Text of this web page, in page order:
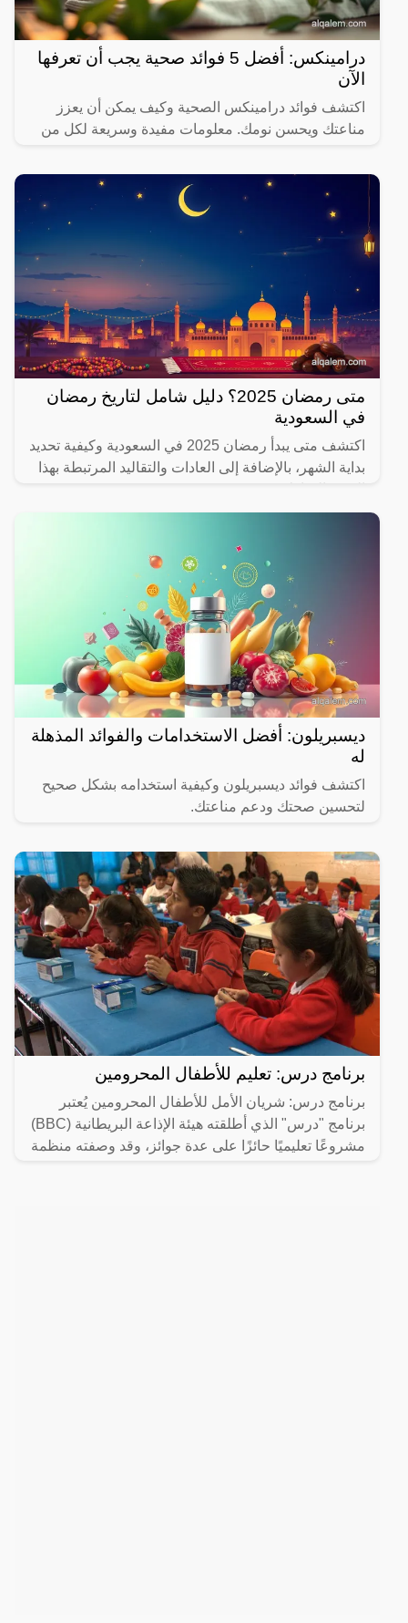
درامينكس: أفضل 5 فوائد صحية يجب أن تعرفها
الآن
اكتشف فوائد درامينكس الصحية وكيف يمكن أن يعزز
مناعتك ويحسن نومك. معلومات مفيدة وسريعة لكل من
متى رمضان 2025؟ دليل شامل لتاريخ رمضان
في السعودية
اكتشف متى يبدأ رمضان 2025 في السعودية وكيفية تحديد
بداية الشهر، بالإضافة إلى العادات والتقاليد المرتبطة بهذا
ديسبريلون: أفضل الاستخدامات والفوائد المذهلة
له
اكتشف فوائد ديسبريلون وكيفية استخدامه بشكل صحيح
لتحسين صحتك ودعم مناعتك.
برنامج درس: تعليم للأطفال المحرومين
برنامج درس: شريان الأمل للأطفال المحرومين يُعتبر
برنامج "درس" الذي أطلقته هيئة الإذاعة البريطانية (BBC)
مشروعًا تعليميًا حائزًا على عدة جوائز، وقد وصفته منظمة